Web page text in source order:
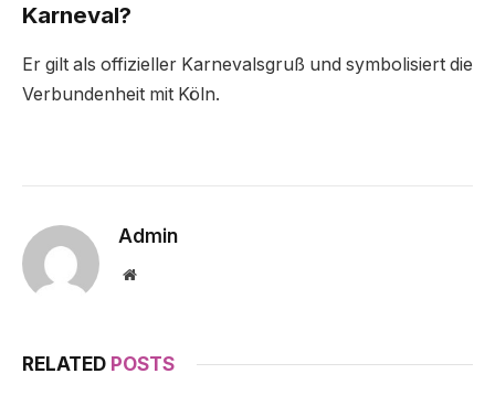
Karneval?
Er gilt als offizieller Karnevalsgruß und symbolisiert die
Verbundenheit mit Köln.
Admin
Website
RELATED POSTS